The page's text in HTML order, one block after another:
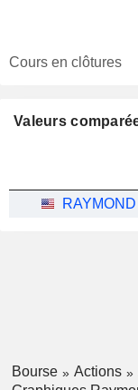
Cours en clôtures
Valeurs
Bourse Actions